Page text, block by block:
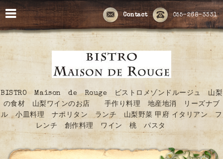
055-268-3331
Contact
BISTRO Maison de Rouge ビストロメゾンドルージュ 山梨
の食材 山梨ワインのお店 手作り料理 地産地消 リーズナブ
ル 小皿料理 ナポリタン ランチ 山梨野菜 甲府 イタリアン フ
レンチ 創作料理 ワイン 桃 パスタ